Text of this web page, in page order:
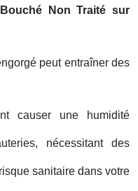
Non Traité sur
peut entraîner des
causer une humidité
nécessitant des
sanitaire dans votre